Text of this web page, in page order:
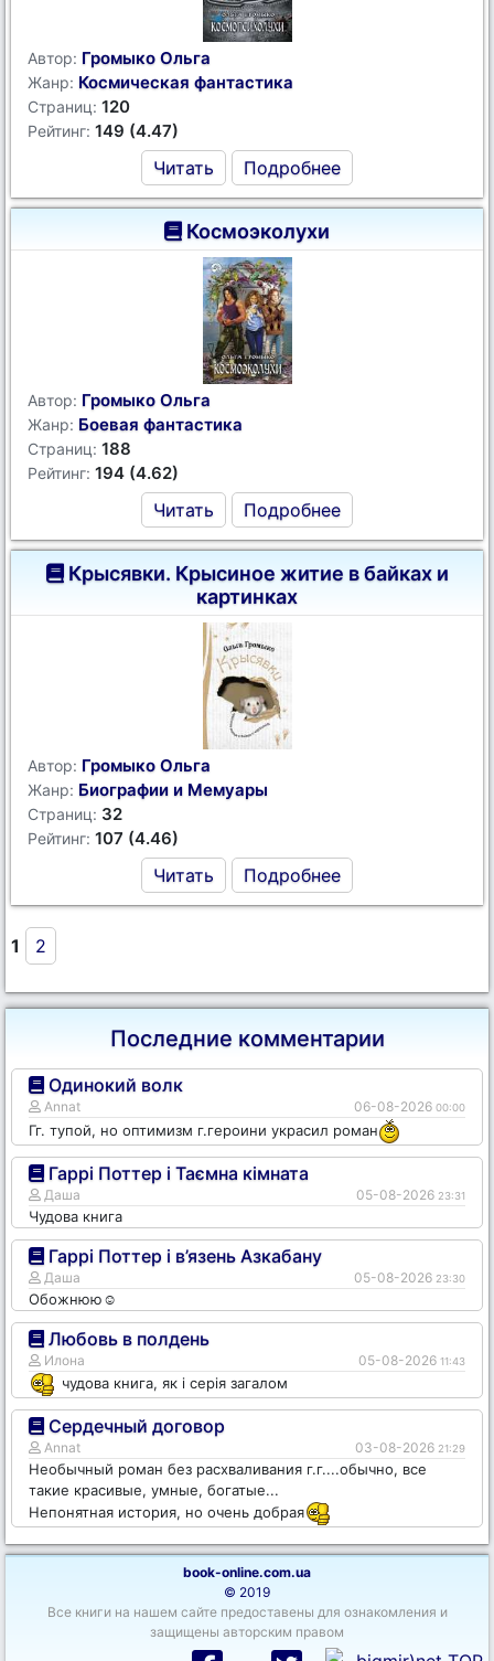
Автор: Громыко Ольга
Жанр: Космическая фантастика
Страниц: 120
Рейтинг: 149 (4.47)
Читать Подробнее
Космоэколухи
Автор: Громыко Ольга
Жанр: Боевая фантастика
Страниц: 188
Рейтинг: 194 (4.62)
Читать Подробнее
Крысявки. Крысиное житие в байках и
картинках
Автор: Громыко Ольга
Жанр: Биографии и Мемуары
Страниц: 32
Рейтинг: 107 (4.46)
Читать Подробнее
1 2
Последние комментарии
Одинокий волк
Annat 06-08-2026 00:00
Гг. тупой, но оптимизм г.героини украсил роман
Гаррі Поттер і Таємна кімната
Даша 05-08-2026 23:31
Чудова книга
Гаррі Поттер і в’язень Азкабану
Даша 05-08-2026 23:30
Обожнюю☺️
Любовь в полдень
Илона 05-08-2026 11:43
чудова книга, як і серія загалом
Сердечный договор
Annat 03-08-2026 21:29
Необычный роман без расхваливания г.г....обычно, все
такие красивые, умные, богатые...
Непонятная история, но очень добрая
book-online.com.ua
© 2019
Все книги на нашем сайте предоставены для ознакомления и
защищены авторским правом